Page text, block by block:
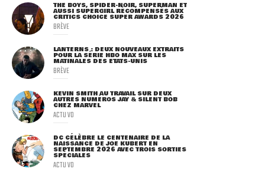
THE BOYS, SPIDER-NOIR, SUPERMAN ET
AUSSI SUPERGIRL RÉCOMPENSÉS AUX
CRITICS CHOICE SUPER AWARDS 2026
BRÈVE
LANTERNS : DEUX NOUVEAUX EXTRAITS
POUR LA SÉRIE HBO MAX SUR LES
MATINALES DES ETATS-UNIS
BRÈVE
KEVIN SMITH AU TRAVAIL SUR DEUX
AUTRES NUMÉROS JAY & SILENT BOB
CHEZ MARVEL
ACTU VO
DC CÉLÈBRE LE CENTENAIRE DE LA
NAISSANCE DE JOE KUBERT EN
SEPTEMBRE 2026 AVEC TROIS SORTIES
SPÉCIALES
ACTU VO